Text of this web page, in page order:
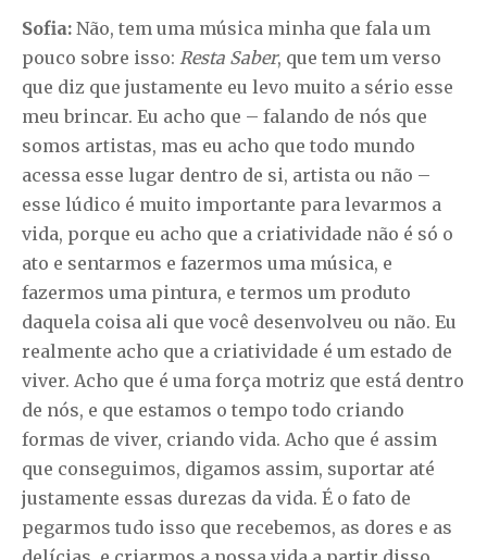
Sofia: Não, tem uma música minha que fala um
pouco sobre isso: Resta Saber, que tem um verso
que diz que justamente eu levo muito a sério esse
meu brincar. Eu acho que – falando de nós que
somos artistas, mas eu acho que todo mundo
acessa esse lugar dentro de si, artista ou não –
esse lúdico é muito importante para levarmos a
vida, porque eu acho que a criatividade não é só o
ato e sentarmos e fazermos uma música, e
fazermos uma pintura, e termos um produto
daquela coisa ali que você desenvolveu ou não. Eu
realmente acho que a criatividade é um estado de
viver. Acho que é uma força motriz que está dentro
de nós, e que estamos o tempo todo criando
formas de viver, criando vida. Acho que é assim
que conseguimos, digamos assim, suportar até
justamente essas durezas da vida. É o fato de
pegarmos tudo isso que recebemos, as dores e as